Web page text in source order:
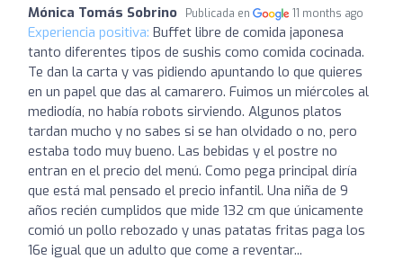
Mónica Tomás Sobrino Publicada en 11 months ago
Experiencia positiva: Buffet libre de comida japonesa
tanto diferentes tipos de sushis como comida cocinada.
Te dan la carta y vas pidiendo apuntando lo que quieres
en un papel que das al camarero. Fuimos un miércoles al
mediodía, no había robots sirviendo. Algunos platos
tardan mucho y no sabes si se han olvidado o no, pero
estaba todo muy bueno. Las bebidas y el postre no
entran en el precio del menú. Como pega principal diría
que está mal pensado el precio infantil. Una niña de 9
años recién cumplidos que mide 132 cm que únicamente
comió un pollo rebozado y unas patatas fritas paga los
16e igual que un adulto que come a reventar...